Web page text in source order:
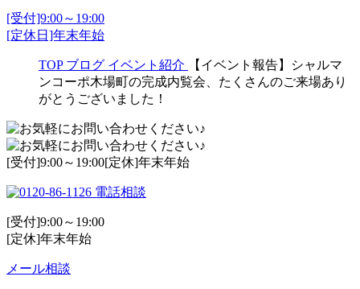
[受付]9:00～19:00
[定休日]年末年始
TOP ブログ イベント紹介
【イベント報告】シャルマ
ンコーポ木場町の完成内覧会、たくさんのご来場あり
がとうございました！
[受付]9:00～19:00[定休]年末年始
電話相談
[受付]9:00～19:00
[定休]年末年始
メール相談